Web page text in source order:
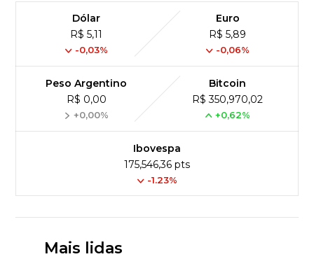
Dólar
R$ 5,11
-0,03%
Euro
R$ 5,89
-0,06%
Peso Argentino
R$ 0,00
+0,00%
Bitcoin
R$ 350,970,02
+0,62%
Ibovespa
175,546,36 pts
-1.23%
Mais lidas